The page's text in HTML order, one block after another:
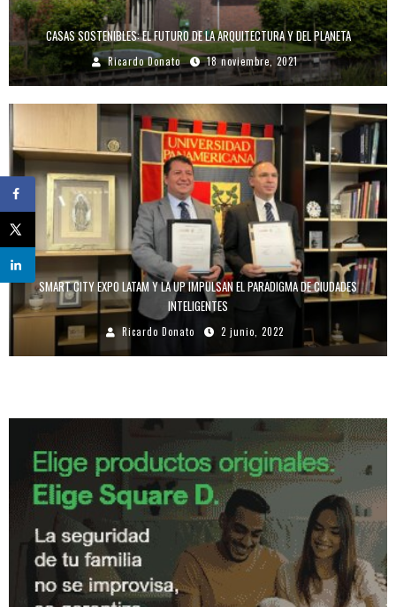
CASAS SOSTENIBLES: EL FUTURO DE LA ARQUITECTURA Y DEL PLANETA
Ricardo Donato 18 noviembre, 2021
SMART CITY EXPO LATAM Y LA UP IMPULSAN EL PARADIGMA DE CIUDADES
INTELIGENTES
Ricardo Donato 2 junio, 2022